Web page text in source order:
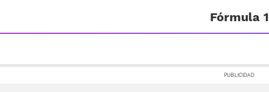
Fórmula 1